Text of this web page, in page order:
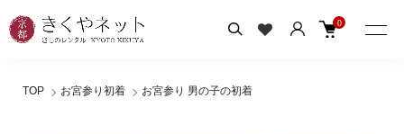
0
TOP お宮参り初着 お宮参り 男の子の初着